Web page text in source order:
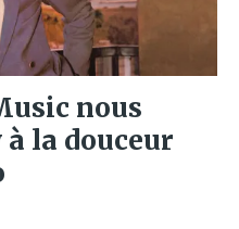
nous
la douceur